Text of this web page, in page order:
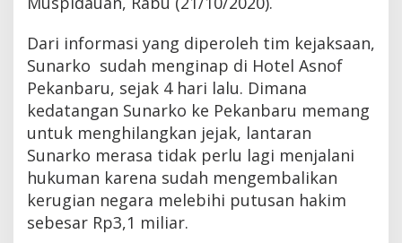
Dari informasi yang diperoleh tim kejaksaan,
Sunarko sudah menginap di Hotel Asnof
Pekanbaru, sejak 4 hari lalu. Dimana
kedatangan Sunarko ke Pekanbaru memang
untuk menghilangkan jejak, lantaran
Sunarko merasa tidak perlu lagi menjalani
hukuman karena sudah mengembalikan
kerugian negara melebihi putusan hakim
sebesar Rp3,1 miliar.